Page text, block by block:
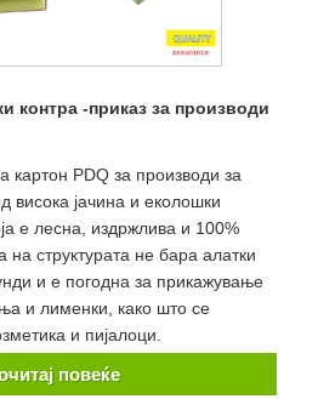
контра -приказ за производи
картон PDQ за производи за
јачина и еколошки
е лесна, издржлива и 100%
структурата не бара алатки
и е погодна за прикажување
и лименки, како што се
и пијалоци.
повеќе